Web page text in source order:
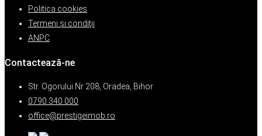
Politica cookies
Termeni şi condiţii
ANPC
Contactează-ne
Str. Ogorului Nr 208, Oradea, Bihor
0790 340 000
office@prestigeimob.ro